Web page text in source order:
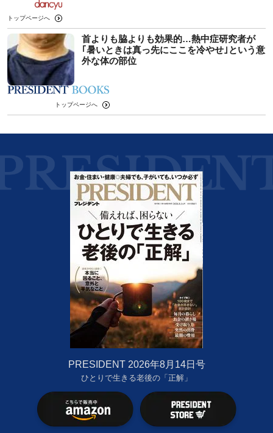
トップページへ
首よりも脇よりも効果的…熱中症研究者が
｢暑いときは真っ先にここを冷やせ｣という意
外な体の部位
トップページへ
PRESIDENT 2026年8月14日号
ひとりで生きる老後の「正解」